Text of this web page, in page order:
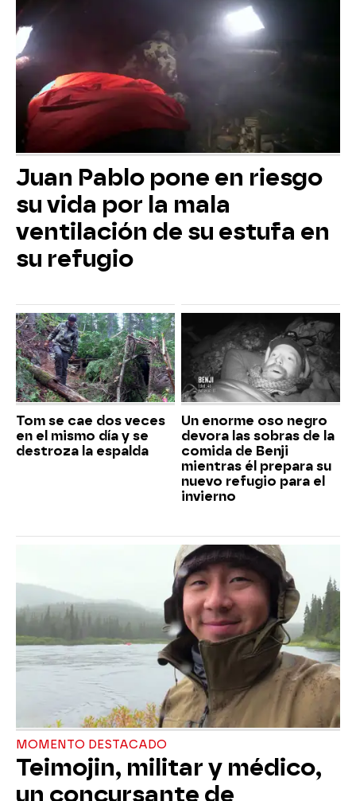
Juan Pablo pone en riesgo
su vida por la mala
ventilación de su estufa en
su refugio
Tom se cae dos veces
en el mismo día y se
destroza la espalda
Un enorme oso negro
devora las sobras de la
comida de Benji
mientras él prepara su
nuevo refugio para el
invierno
MOMENTO DESTACADO
Teimojin, militar y médico,
un concursante de